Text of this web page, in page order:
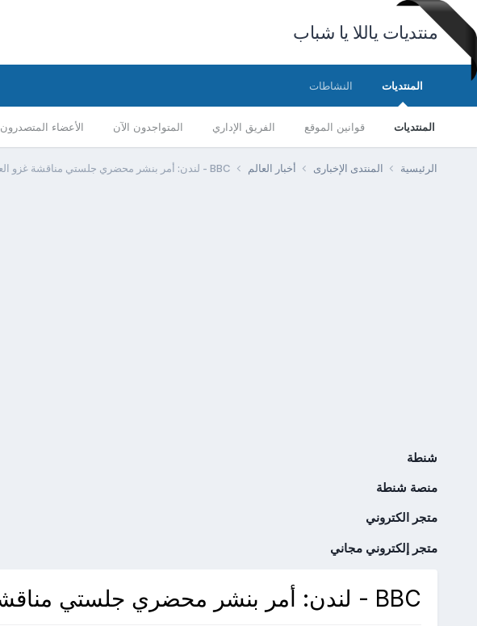
منتديات ياللا يا شباب
المنتديات
المنتديات قوانين الموقع الفريق الإداري المتواجدون الآن الأعضاء المتصدرون
النشاطات
الرئيسية المنتدى الإخبارى أخبار العالم BBC - لندن: أمر بنشر محضري جلستي مناقشة غزو العراق
شنطة
منصة شنطة
متجر الكتروني
متجر إلكتروني مجاني
BBC - لندن: أمر بنشر محضري جلستي مناقشة غزو العراق